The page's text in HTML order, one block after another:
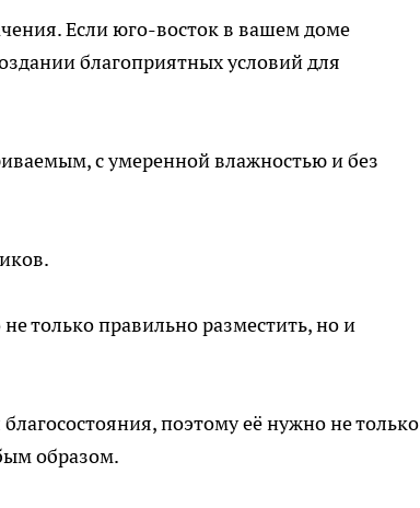
Если юго-восток в вашем доме
благоприятных условий для
с умеренной влажностью и без
только правильно разместить, но и
поэтому её нужно не только
образом.